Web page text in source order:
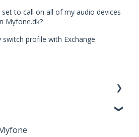
to call on all of my audio devices
Myfone.dk?
profile with Exchange